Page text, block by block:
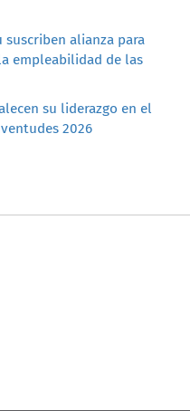
suscriben alianza para
empleabilidad de las
su liderazgo en el
2026